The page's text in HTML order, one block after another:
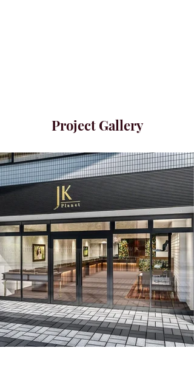
Project Gallery